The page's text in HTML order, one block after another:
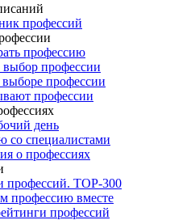
профессий
профессию
выбор профессии
профессии
профессии
день
со специалистами
о профессиях
профессий. TOP-300
профессию вместе
профессий